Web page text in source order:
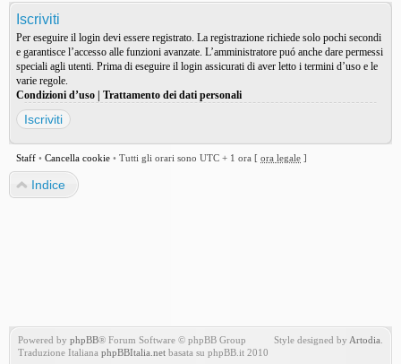
Iscriviti
Per eseguire il login devi essere registrato. La registrazione richiede solo pochi secondi
e garantisce l’accesso alle funzioni avanzate. L’amministratore puó anche dare permessi
speciali agli utenti. Prima di eseguire il login assicurati di aver letto i termini d’uso e le
varie regole.
Condizioni d’uso
Trattamento dei dati personali
Iscriviti
Staff • Cancella cookie • Tutti gli orari sono UTC + 1 ora [ ora legale ]
Indice
Powered by phpBB® Forum Software © phpBB Group
Traduzione Italiana phpBBItalia.net basata su phpBB.it 2010
Style designed by Artodia